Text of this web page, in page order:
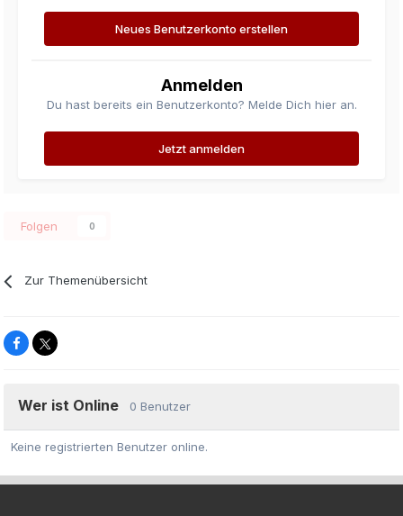
Neues Benutzerkonto erstellen
Anmelden
Du hast bereits ein Benutzerkonto? Melde Dich hier an.
Jetzt anmelden
Folgen 0
Zur Themenübersicht
Wer ist Online 0 Benutzer
Keine registrierten Benutzer online.